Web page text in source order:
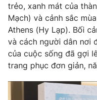
Góc doanh nghiệp
Truyền hình
Phim VTV
Hậu trường
Nhân vật
Khán giả
Giải trí
Điện ảnh
Đời sống
Du lịch
trẻo, xanh mát của
Mạch) và cảnh sắc
Athens (Hy Lạp). Bối
và cách người dân nơi
của cuộc sống đã gợi
trang phục đơn giản,